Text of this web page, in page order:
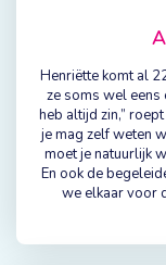
Henriëtte komt al
ze soms wel eens
heb altijd zin,”
je mag zelf weten
moet je natuurlijk
En ook de
we elkaar voor